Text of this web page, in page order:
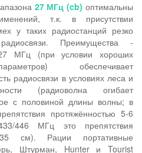
27 МГц (cb) оптимальны
т.к. в присутствии
у таких радиостанций резко
Преимущества -
МГц (при условии хороших
обеспечивает
радиосвязи в условиях леса и
(радиоволна огибает
с половиной длины волны; в
протяжённостью 5-6
446 МГц это препятствия
35 см). Рации портативные
Штурман, Hunter и Tourist